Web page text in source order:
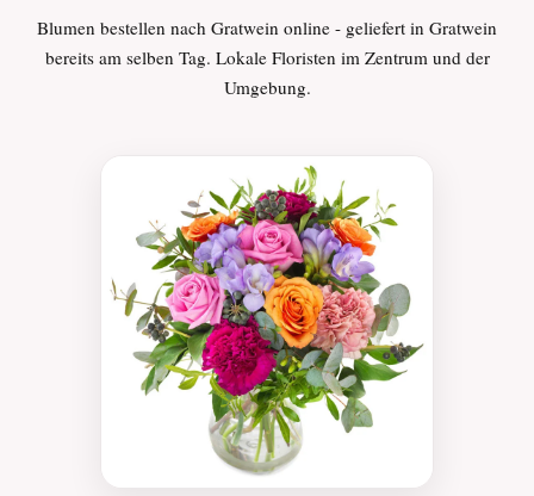
Blumen bestellen nach Gratwein online - geliefert in Gratwein
bereits am selben Tag. Lokale Floristen im Zentrum und der
Umgebung.